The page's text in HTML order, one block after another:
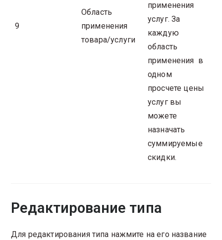
9
Область
применения
товара/услуги
применения
услуг. За
каждую
область
применения в
одном
просчете цены
услуг вы
можете
назначать
суммируемые
скидки.
Редактирование типа
Для редактирования типа нажмите на его название